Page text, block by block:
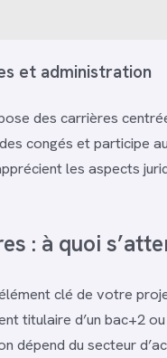
et administration
des carrières
congés et participe
les aspects
: à quoi
clé de votre
titulaire d’un bac+2
dépend du secteur